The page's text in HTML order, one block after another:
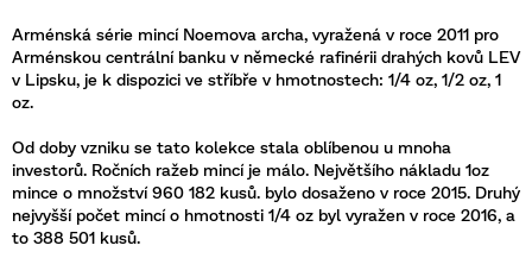
Arménská série mincí Noemova archa, vyražená v roce 2011 pro
Arménskou centrální banku v německé rafinérii drahých kovů LEV
v Lipsku, je k dispozici ve stříbře v hmotnostech: 1/4 oz, 1/2 oz, 1
oz.
Od doby vzniku se tato kolekce stala oblíbenou u mnoha
investorů. Ročních ražeb mincí je málo. Největšího nákladu 1oz
mince o množství 960 182 kusů. bylo dosaženo v roce 2015. Druhý
nejvyšší počet mincí o hmotnosti 1/4 oz byl vyražen v roce 2016, a
to 388 501 kusů.